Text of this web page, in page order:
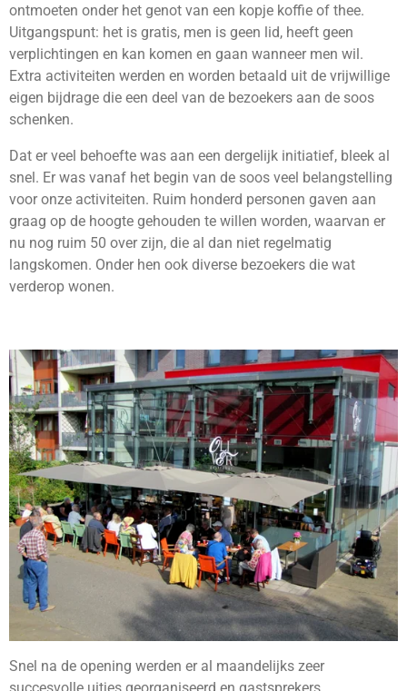
ontmoeten onder het genot van een kopje koffie of thee.
Uitgangspunt: het is gratis, men is geen lid, heeft geen
verplichtingen en kan komen en gaan wanneer men wil.
Extra activiteiten werden en worden betaald uit de vrijwillige
eigen bijdrage die een deel van de bezoekers aan de soos
schenken.
Dat er veel behoefte was aan een dergelijk initiatief, bleek al
snel. Er was vanaf het begin van de soos veel belangstelling
voor onze activiteiten. Ruim honderd personen gaven aan
graag op de hoogte gehouden te willen worden, waarvan er
nu nog ruim 50 over zijn, die al dan niet regelmatig
langskomen. Onder hen ook diverse bezoekers die wat
verderop wonen.
Snel na de opening werden er al maandelijks zeer